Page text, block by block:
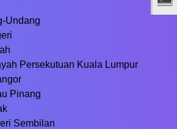
Undang
Persekutuan Kuala Lumpur
Pinang
Sembilan